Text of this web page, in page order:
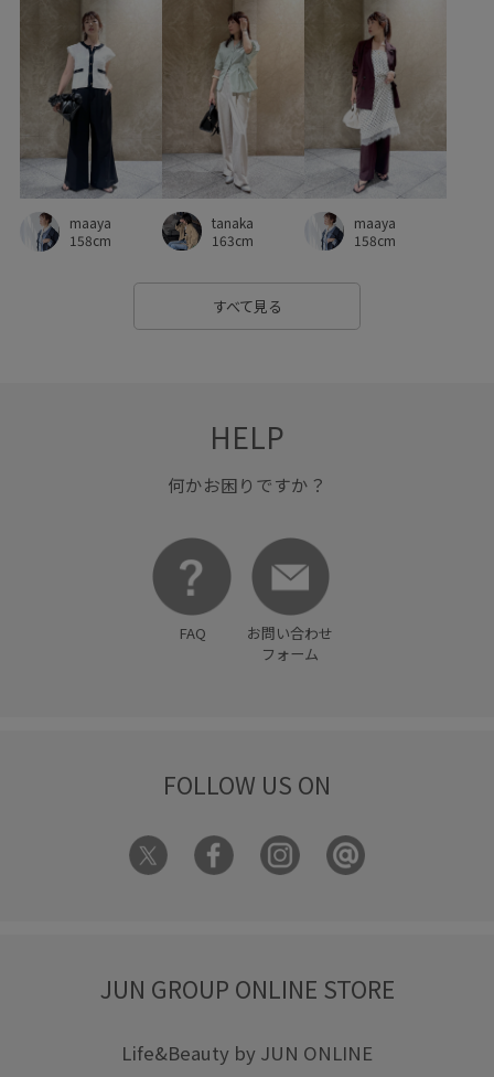
デニムとの相性抜群 デニム合わせ ドロストデザイン
ニュアンスがある ネイル ピンタック
ブラウス ベーシック ポリエステル
マニッシュ マルチに活躍 マーメイドスカート
リネン リラックス感 レイヤード ロングシーズン
ロングスカート ワイドパンツ ワイドボトム
万能アイテム 伸縮性 低反発
光沢感 冷んやり 別注 別注アイテム
活躍するアイテム 甲高
着映え 秋にぴったり
美easyリネンライク
maaya
158cm
tanaka
163cm
maaya
158cm
すべて見る
HELP
何かお困りですか？
FAQ
お問い合わせ
フォーム
FOLLOW US ON
JUN GROUP ONLINE STORE
Life&Beauty by JUN ONLINE